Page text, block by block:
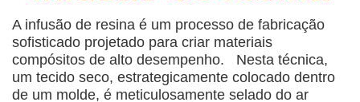
A infusão de resina é um processo de fabricação
sofisticado projetado para criar materiais
compósitos de alto desempenho. Nesta técnica,
um tecido seco, estrategicamente colocado dentro
de um molde, é meticulosamente selado do ar